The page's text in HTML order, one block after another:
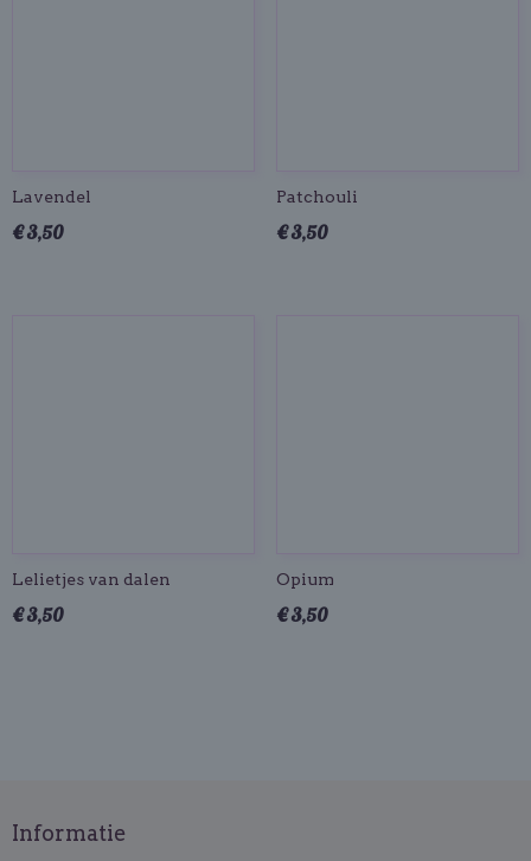
Lavendel
€ 3,50
Patchouli
€ 3,50
Lelietjes van dalen
€ 3,50
Opium
€ 3,50
Informatie